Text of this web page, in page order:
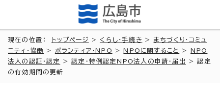
現在の位置： トップページ > くらし・手続き > まちづくり・コミュ
ニティ・協働
> ボランティア・NPO >NPOに関すること > NPO
法人の認証・認定
>認定・特例認定NPO法人の申請・届出
> 認定
の有効期間の更新